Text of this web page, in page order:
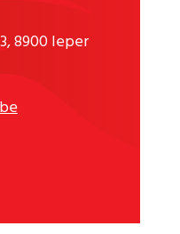
8900 Ieper